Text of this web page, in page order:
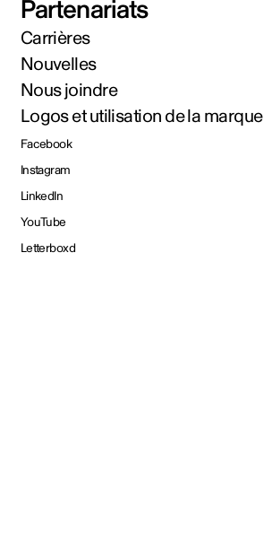
Partenariats
Carrières
Nouvelles
Nous joindre
Logos et utilisation de la marque
Facebook
Instagram
LinkedIn
YouTube
Letterboxd